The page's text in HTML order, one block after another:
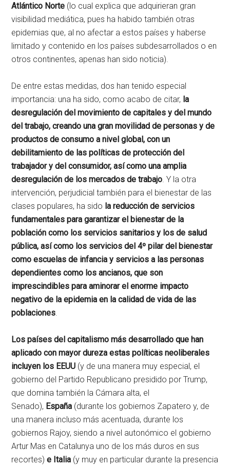
Atlántico Norte (lo cual explica que adquirieran gran
visibilidad mediática, pues ha habido también otras
epidemias que, al no afectar a estos países y haberse
limitado y contenido en los países subdesarrollados o en
otros continentes, apenas han sido noticia).
De entre estas medidas, dos han tenido especial
importancia: una ha sido, como acabo de citar, la
desregulación del movimiento de capitales y del mundo
del trabajo, creando una gran movilidad de personas y de
productos de consumo a nivel global, con un
debilitamiento de las políticas de protección del
trabajador y del consumidor, así como una amplia
desregulación de los mercados de trabajo. Y la otra
intervención, perjudicial también para el bienestar de las
clases populares, ha sido la reducción de servicios
fundamentales para garantizar el bienestar de la
población como los servicios sanitarios y los de salud
pública, así como los servicios del 4º pilar del bienestar
como escuelas de infancia y servicios a las personas
dependientes como los ancianos, que son
imprescindibles para aminorar el enorme impacto
negativo de la epidemia en la calidad de vida de las
poblaciones.
Los países del capitalismo más desarrollado que han
aplicado con mayor dureza estas políticas neoliberales
incluyen los EEUU (y de una manera muy especial, el
gobierno del Partido Republicano presidido por Trump,
que domina también la Cámara alta, el
Senado), España (durante los gobiernos Zapatero y, de
una manera incluso más acentuada, durante los
gobiernos Rajoy, siendo a nivel autonómico el gobierno
Artur Mas en Catalunya uno de los más duros en sus
recortes)e Italia (y muy en particular durante la presencia